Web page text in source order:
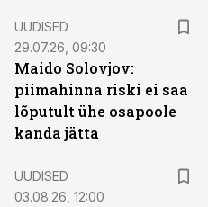
UUDISED
29.07.26, 09:30
Maido Solovjov:
piimahinna riski ei saa
lõputult ühe osapoole
kanda jätta
UUDISED
03.08.26, 12:00